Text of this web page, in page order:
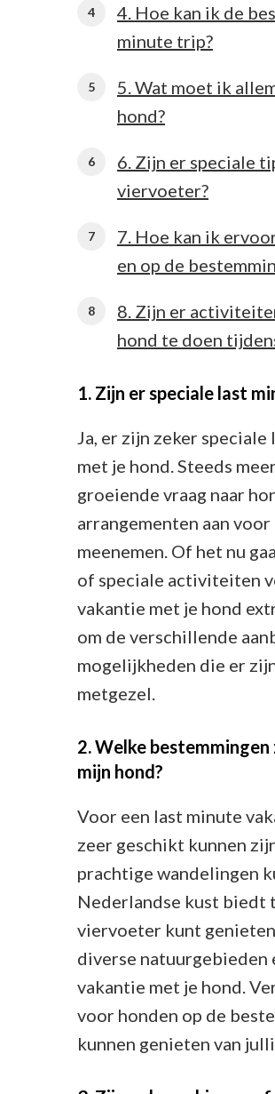
4. Hoe kan ik de
minute trip?
5. Wat moet ik
hond?
6. Zijn er speciale
viervoeter?
7. Hoe kan ik
en op de
8. Zijn er
hond te doen
1. Zijn er speciale last
Ja, er zijn zeker
met je hond. Steeds
groeiende vraag naar
arrangementen aan
meenemen. Of het nu
of speciale activiteiten
vakantie met je hond
om de verschillende
mogelijkheden die er
metgezel.
2. Welke
mijn hond?
Voor een last minute
zeer geschikt kunnen
prachtige wandelingen
Nederlandse kust biedt
viervoeter kunt genieten
diverse
vakantie met je hond.
voor honden op de
kunnen genieten van